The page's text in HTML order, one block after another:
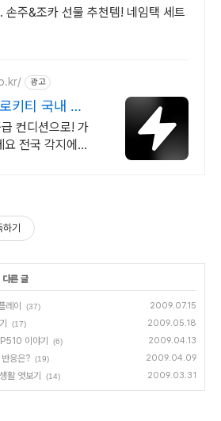
손주&조카 선물 추천템! 네임택 세트
광고
키티 국내 최
컨디션으로! 가
전국 각지에서
하기
다른 글
레이 (37) 2009.07.15
(17) 2009.05.18
이야기 (6) 2009.04.13
응은? (19) 2009.04.09
활 엿보기 (14) 2009.03.31